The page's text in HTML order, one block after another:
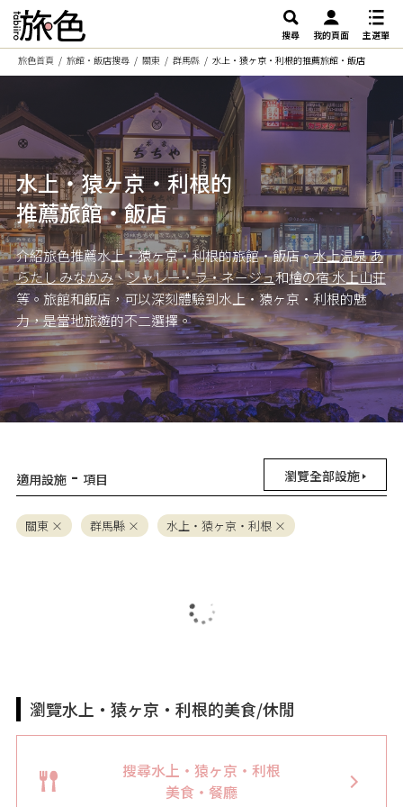
搜尋 我的頁面
主選單
旅色首頁
旅館・飯店搜尋 關東 群馬縣 水上・猿ヶ京・利根的推薦旅館・飯店
水上・猿ヶ京・利根的
推薦旅館・飯店
介紹旅色推薦水上・猿ヶ京・利根的旅館・飯店。水上温泉 あ
らたし みなかみ、シャレー・ラ・ネージュ和檜の宿 水上山荘
等。旅館和飯店，可以深刻體驗到水上・猿ヶ京・利根的魅
力，是當地旅遊的不二選擇。
適用設施 - 項目 瀏覽全部設施
關東 群馬縣 水上・猿ヶ京・利根
瀏覽水上・猿ヶ京・利根的美食/休閒
搜尋水上・猿ヶ京・利根
美食・餐廳